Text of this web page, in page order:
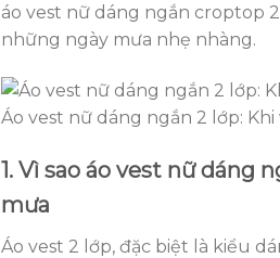
áo vest nữ dáng ngắn croptop
những ngày mưa nhẹ nhàng.
Áo vest nữ dáng ngắn 2 lớp:
1. Vì sao áo vest nữ
mưa
Áo vest 2 lớp, đặc biệt là kiểu